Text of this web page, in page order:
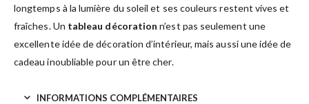
longtemps à la lumière du soleil et ses couleurs restent vives et
fraîches. Un tableau décoration n’est pas seulement une
excellente idée de décoration d’intérieur, mais aussi une idée de
cadeau inoubliable pour un être cher.
INFORMATIONS COMPLÉMENTAIRES